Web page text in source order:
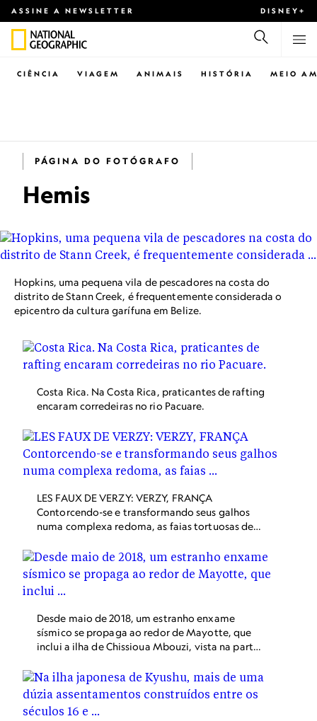
ASSINE A NEWSLETTER DISNEY+
CIÊNCIA VIAGEM ANIMAIS HISTÓRIA MEIO
PÁGINA DO FOTÓGRAFO
Hemis
Hopkins, uma pequena vila de pescadores na costa do
distrito de Stann Creek, é frequentemente considerada o
epicentro da cultura garífuna em Belize.
Costa Rica. Na Costa Rica, praticantes de rafting
encaram corredeiras no rio Pacuare.
LES FAUX DE VERZY: VERZY, FRANÇA
Contorcendo-se e transformando seus galhos
numa complexa redoma, as faias tortuosas de
histórias de arrepiar na Europa. Com
conveniente localização no entorno de Reims,
essa floresta em miniatura se situa na borda da
região vinícola de Montagne de Reims, bem
noirs autênticos da região.
Desde maio de 2018, um estranho enxame
sísmico se propaga ao redor de Mayotte, que
inclui a ilha de Chissioua Mbouzi, vista na parte
que o epicentro do enxame de terremotos e um
vulcão recém-detectado estão ambos situados